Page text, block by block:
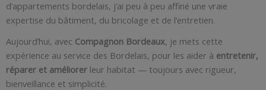
d’appartements bordelais, j’ai peu à peu affiné une vraie
expertise du bâtiment, du bricolage et de l’entretien.
Aujourd’hui, avec Compagnon Bordeaux, je mets cette
expérience au service des Bordelais, pour les aider à entretenir,
réparer et améliorer leur habitat — toujours avec rigueur,
bienveillance et simplicité.